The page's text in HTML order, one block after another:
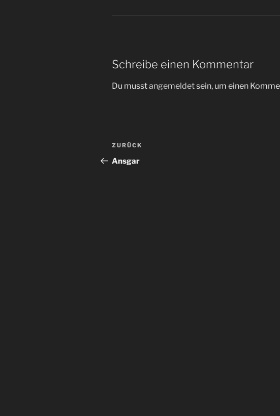
Schreibe einen Kommentar
Du musstangemeldetsein, um einen
Beitragsnavigation
Vorheriger
Beitrag
ZURÜCK
Ansgar